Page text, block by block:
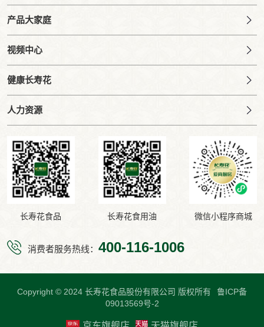
产品大家庭
视频中心
健康长寿花
人力资源
长寿花食品 长寿花食用油 微信小程序商城
消费者服务热线： 400-116-1006
Copyright © 2024 长寿花食品股份有限公司 版权所有
鲁ICP备
09013569号-2